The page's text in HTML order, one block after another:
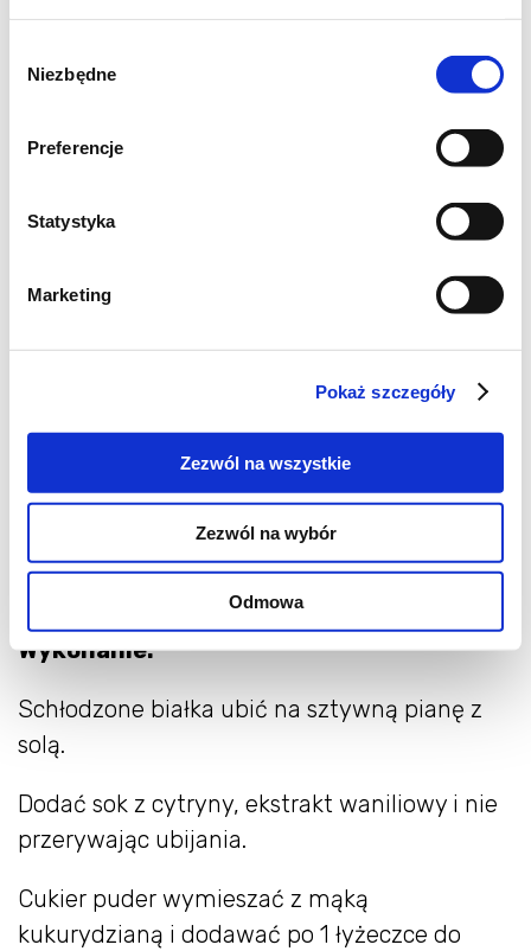
zgody
Niezbędne
Preferencje
Statystyka
Marketing
Pokaż szczegóły
Zezwól na wszystkie
Zezwól na wybór
Odmowa
Wykonanie:
Schłodzone białka ubić na sztywną pianę z
solą.
Dodać sok z cytryny, ekstrakt waniliowy i nie
przerywając ubijania.
Cukier puder wymieszać z mąką
kukurydzianą i dodawać po 1 łyżeczce do